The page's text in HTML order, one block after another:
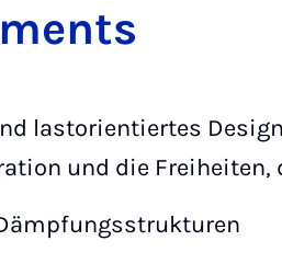
lastorientiertes
und die